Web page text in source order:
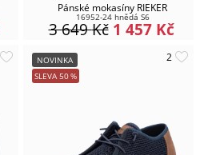
Pánské mokasíny RIEKER
16952-24 hnědá S6
1 457 Kč
3 649Kč
NOVINKA
SLEVA 50%